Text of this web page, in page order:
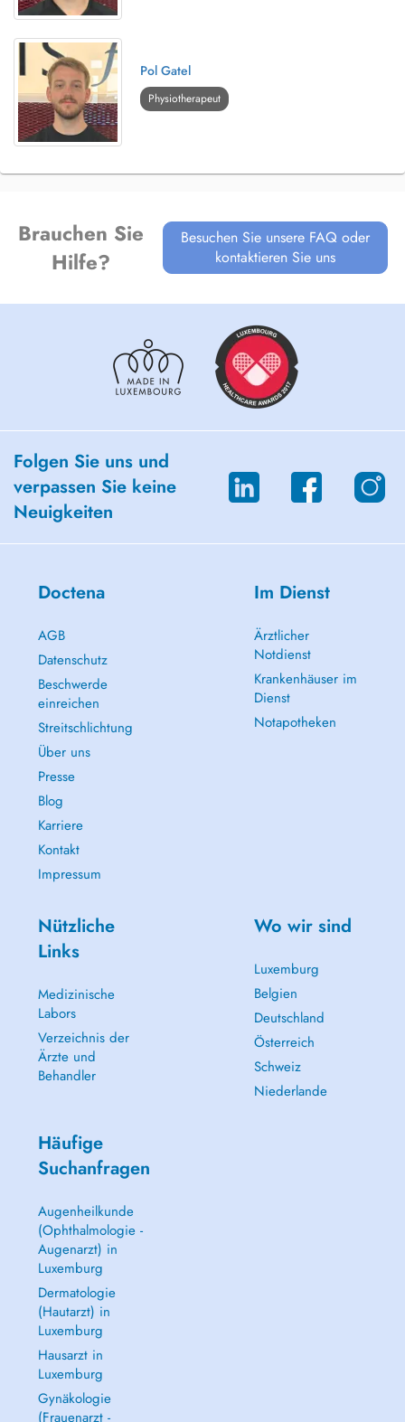
Pol Gatel
Physiotherapeut
Brauchen Sie
Hilfe?
Besuchen Sie unsere FAQ oder
kontaktieren Sie uns
Folgen Sie uns und
verpassen Sie keine
Neuigkeiten
Doctena
AGB
Datenschutz
Beschwerde
einreichen
Streitschlichtung
Über uns
Presse
Blog
Karriere
Kontakt
Impressum
Im Dienst
Ärztlicher
Notdienst
Krankenhäuser im
Dienst
Notapotheken
Nützliche
Links
Medizinische
Labors
Verzeichnis der
Ärzte und
Behandler
Wo wir sind
Luxemburg
Belgien
Deutschland
Österreich
Schweiz
Niederlande
Häufige
Suchanfragen
Augenheilkunde
(Ophthalmologie -
Augenarzt) in
Luxemburg
Dermatologie
(Hautarzt) in
Luxemburg
Hausarzt in
Luxemburg
Gynäkologie
(Frauenarzt -